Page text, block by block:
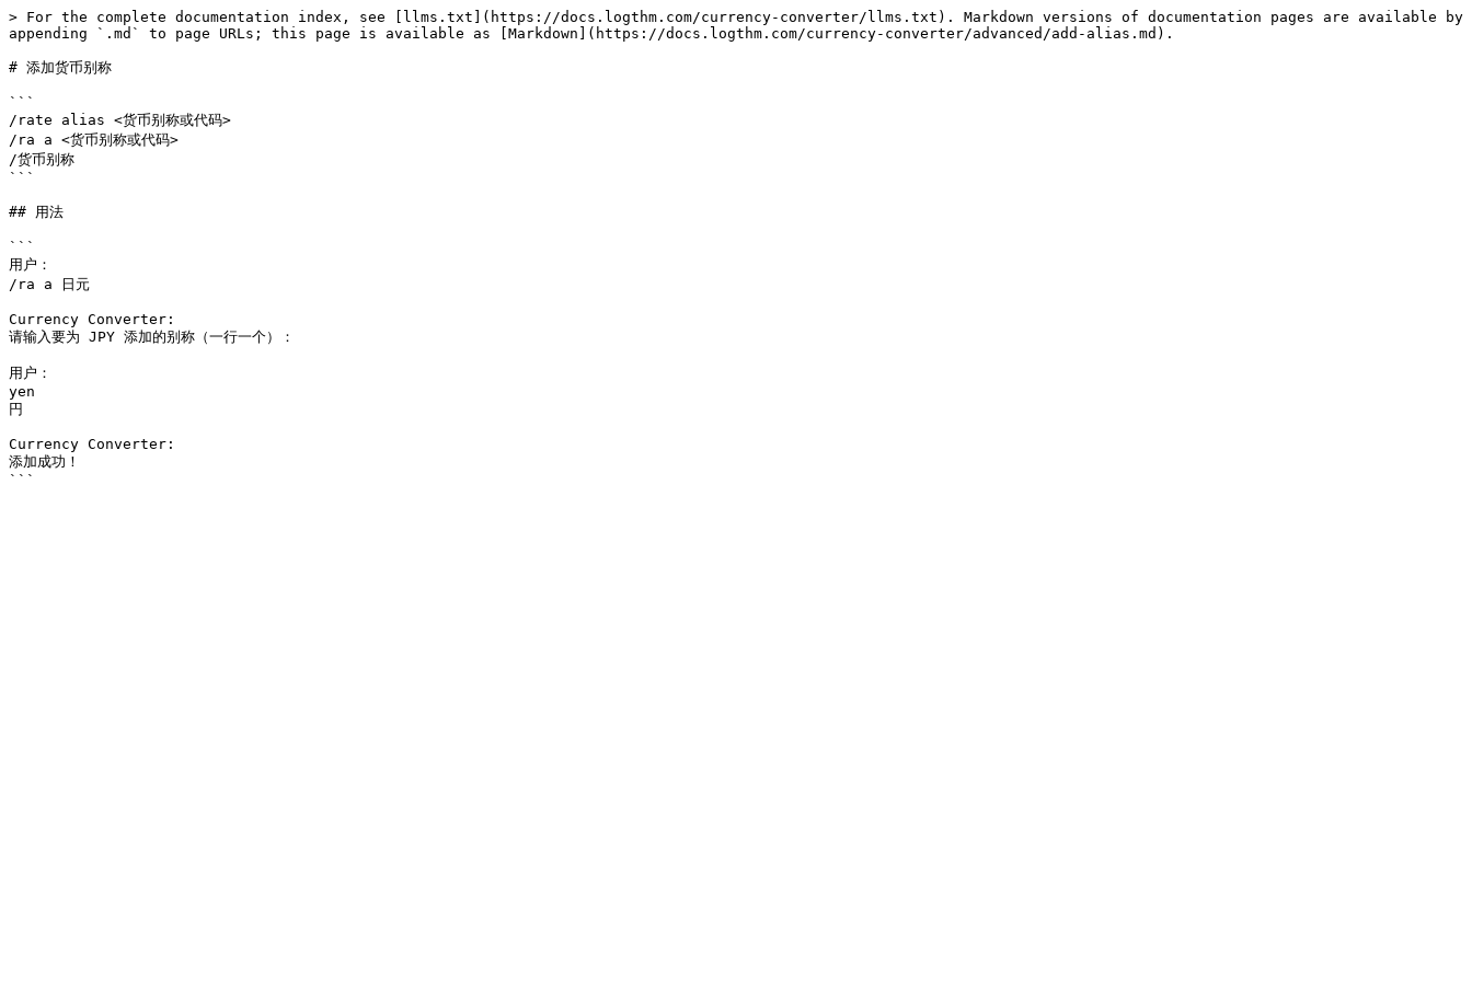
> For the complete documentation index, see [llms.txt](https://docs.logthm.com/currency-converter/llms.txt). Markdown versions of documentation pages are available by
appending `.md` to page URLs; this page is available as [Markdown](https://docs.logthm.com/currency-converter/advanced/add-alias.md).
# 添加货币别称
```
/rate alias <货币别称或代码>
/ra a <货币别称或代码>
/货币别称
```
## 用法
```
用户：
/ra a 日元
Currency Converter:
请输入要为 JPY 添加的别称（一行一个）：
用户：
yen
円
Currency Converter:
添加成功！